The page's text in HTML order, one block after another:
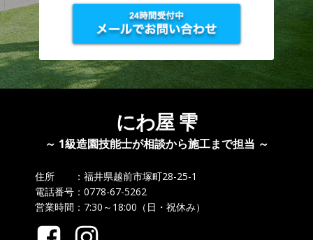
にわ屋 雫
～ 1級造園技能士が相談から施工まで担当 ～
住所 ：福井県越前市塚町28-25-1
電話番号：0778-67-5262
営業時間：7:30～18:00（日・祝休み）